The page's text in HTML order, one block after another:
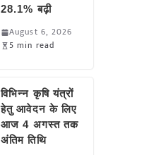
28.1% बढ़ी
August 6, 2026
5 min read
विभिन्न कृषि यंत्रों
हेतु आवेदन के लिए
आज 4 अगस्त तक
अंतिम तिथि